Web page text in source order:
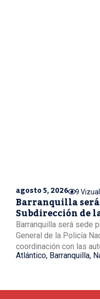
agosto 5, 2026 9
Barranquilla será
Subdirección de
Barranquilla será sede
General de la Policía
coordinación con las
Atlántico, Barranquilla,